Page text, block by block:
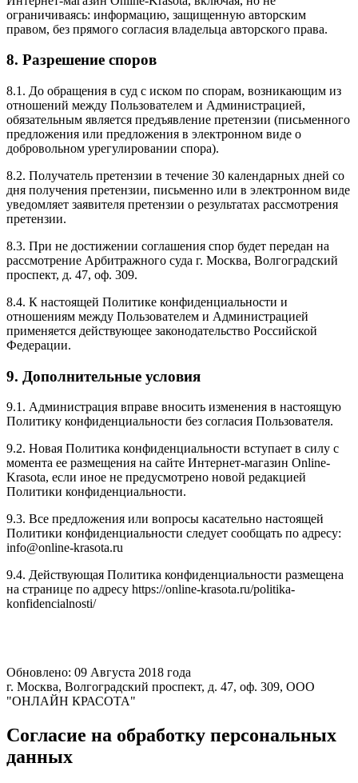
ограничиваясь: информацию, защищенную авторским
правом, без прямого согласия владельца авторского права.
8. Разрешение споров
8.1. До обращения в суд с иском по спорам, возникающим из
отношений между Пользователем и Администрацией,
обязательным является предъявление претензии (письменного
предложения или предложения в электронном виде о
добровольном урегулировании спора).
8.2. Получатель претензии в течение 30 календарных дней со
дня получения претензии, письменно или в электронном виде
уведомляет заявителя претензии о результатах рассмотрения
претензии.
8.3. При не достижении соглашения спор будет передан на
рассмотрение Арбитражного суда г. Москва, Волгоградский
проспект, д. 47, оф. 309.
8.4. К настоящей Политике конфиденциальности и
отношениям между Пользователем и Администрацией
применяется действующее законодательство Российской
Федерации.
9. Дополнительные условия
9.1. Администрация вправе вносить изменения в настоящую
Политику конфиденциальности без согласия Пользователя.
9.2. Новая Политика конфиденциальности вступает в силу с
момента ее размещения на сайте Интернет-магазин Online-
Krasota, если иное не предусмотрено новой редакцией
Политики конфиденциальности.
9.3. Все предложения или вопросы касательно настоящей
Политики конфиденциальности следует сообщать по адресу:
info@online-krasota.ru
9.4. Действующая Политика конфиденциальности размещена
на странице по адресу https://online-krasota.ru/politika-
konfidencialnosti/
Обновлено: 09 Августа 2018 года
г. Москва, Волгоградский проспект, д. 47, оф. 309, ООО
"ОНЛАЙН КРАСОТА"
Согласие на обработку персональных
данных